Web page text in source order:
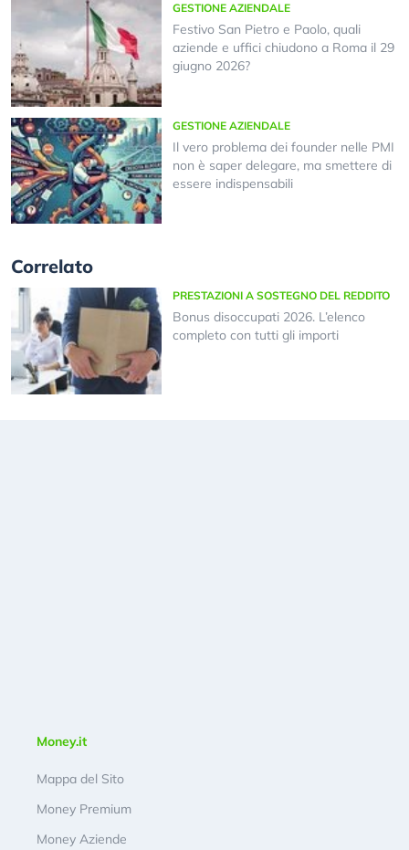
GESTIONE AZIENDALE
Festivo San Pietro e Paolo, quali
aziende e uffici chiudono a Roma il 29
giugno 2026?
GESTIONE AZIENDALE
Il vero problema dei founder nelle PMI
non è saper delegare, ma smettere di
essere indispensabili
Correlato
PRESTAZIONI A SOSTEGNO DEL REDDITO
Bonus disoccupati 2026. L’elenco
completo con tutti gli importi
Money.it
Mappa del Sito
Money Premium
Money Aziende